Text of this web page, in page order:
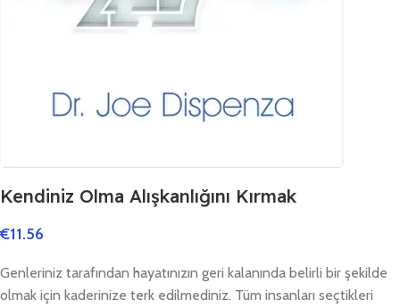
Kendiniz Olma Alışkanlığını Kırmak
€11.56
Genleriniz tarafından hayatınızın geri kalanında belirli bir şekilde
olmak için kaderinize terk edilmediniz. Tüm insanları seçtikleri